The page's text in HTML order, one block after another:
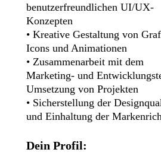
benutzerfreundlichen UI/UX-
Konzepten
• Kreative Gestaltung von
Icons und Animationen
• Zusammenarbeit mit dem
Marketing- und
Umsetzung von Projekten
• Sicherstellung der
und Einhaltung der
Dein Profil: